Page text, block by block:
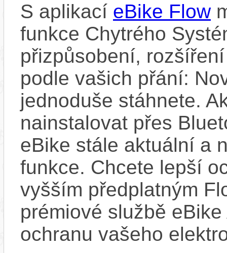
S aplikací eBike Flow
funkce Chytrého
přizpůsobení,
podle vašich přání:
jednoduše stáhnete.
nainstalovat přes
eBike stále aktuální a
funkce. Chcete lepší
vyšším předplatným
prémiové službě
ochranu vašeho